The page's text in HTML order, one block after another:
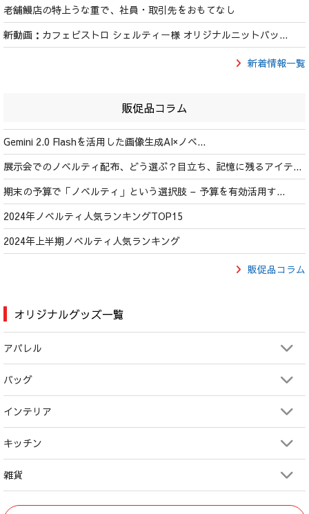
老舗鰻店の特上うな重で、社員・取引先をおもてなし
新動画：カフェビストロ シェルティー様 オリジナルニットバッ...
新着情報一覧
販促品コラム
Gemini 2.0 Flashを活用した画像生成AI×ノベ...
展示会でのノベルティ配布、どう選ぶ？目立ち、記憶に残るアイテ...
期末の予算で「ノベルティ」という選択肢 – 予算を有効活用す...
2024年ノベルティ人気ランキングTOP15
2024年上半期ノベルティ人気ランキング
販促品コラム
オリジナルグッズ一覧
アパレル
バッグ
インテリア
キッチン
雑貨